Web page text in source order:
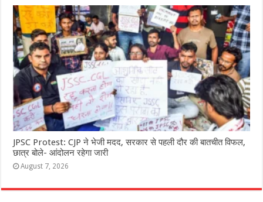
JPSC Protest: CJP ने भेजी मदद, सरकार से पहली दौर की बातचीत विफल,
छात्र बोले- आंदोलन रहेगा जारी
August 7, 2026